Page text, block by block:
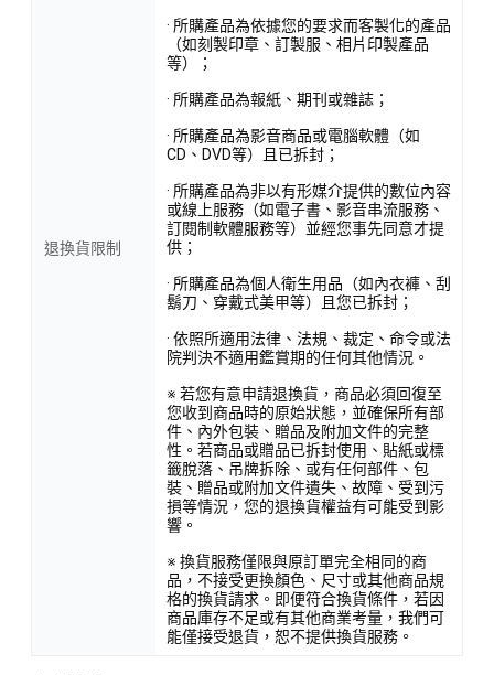
退換貨限制
· 所購產品為依據您的要求而客製化的產品
（如刻製印章、訂製服、相片印製產品
等）；
· 所購產品為報紙、期刊或雜誌；
· 所購產品為影音商品或電腦軟體（如
CD、DVD等）且已拆封；
· 所購產品為非以有形媒介提供的數位內容
或線上服務（如電子書、影音串流服務、
訂閱制軟體服務等）並經您事先同意才提
供；
· 所購產品為個人衛生用品（如內衣褲、刮
鬍刀、穿戴式美甲等）且您已拆封；
· 依照所適用法律、法規、裁定、命令或法
院判決不適用鑑賞期的任何其他情況。
※ 若您有意申請退換貨，商品必須回復至
您收到商品時的原始狀態，並確保所有部
件、內外包裝、贈品及附加文件的完整
性。若商品或贈品已拆封使用、貼紙或標
籤脫落、吊牌拆除、或有任何部件、包
裝、贈品或附加文件遺失、故障、受到污
損等情況，您的退換貨權益有可能受到影
響。
※ 換貨服務僅限與原訂單完全相同的商
品，不接受更換顏色、尺寸或其他商品規
格的換貨請求。即便符合換貨條件，若因
商品庫存不足或有其他商業考量，我們可
能僅接受退貨，恕不提供換貨服務。